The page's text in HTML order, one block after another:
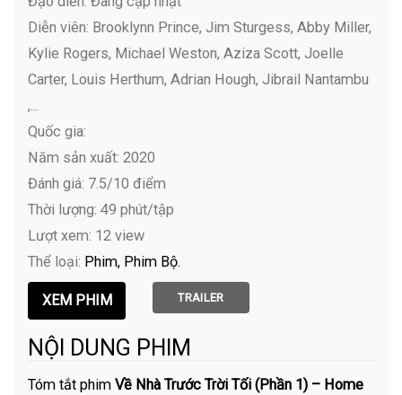
Diễn viên: Brooklynn Prince, Jim Sturgess, Abby Miller,
Kylie Rogers, Michael Weston, Aziza Scott, Joelle
Carter, Louis Herthum, Adrian Hough, Jibrail Nantambu
,...
Quốc gia:
Năm sản xuất: 2020
Đánh giá: 7.5/10 điểm
Thời lượng: 49 phút/tập
Lượt xem: 12 view
Thể loại: Phim Phim Bộ
TRAILER
NỘI DUNG PHIM
Tóm tắt phim Về Nhà Trước Trời Tối (Phần 1) – Home